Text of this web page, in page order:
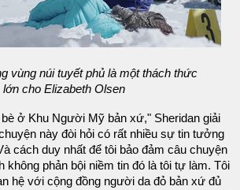
vùng núi tuyết phủ là một thách thức
lớn cho Elizabeth Olsen
ở Khu Người Mỹ bản xứ," Sheridan giải
này đòi hỏi có rất nhiều sự tin tưởng
cách duy nhất để tôi bảo đảm câu chuyện
phản bội niềm tin đó là tôi tự làm. Tôi
hệ với cộng đồng người da đỏ bản xứ đủ